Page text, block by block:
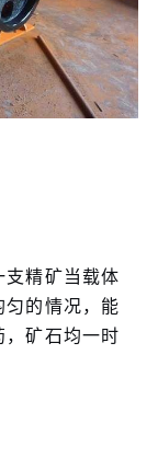
精矿当载体
的情况，能
，矿石均一时